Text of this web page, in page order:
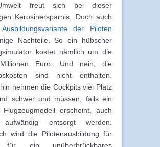
freut sich bei dieser
Kerosinersparnis. Doch auch
Ausbildungsvariante der Piloten
Nachteile. So ein hübscher
kostet nämlich um die
Euro. Und nein, die
sind nicht enthalten.
nehmen die Cockpits viel Platz
schwer und müssen, falls ein
Flugzeugmodell erscheint, auch
entsorgt werden.
wird die Pilotenausbildung für
für ein unüberbrückbares